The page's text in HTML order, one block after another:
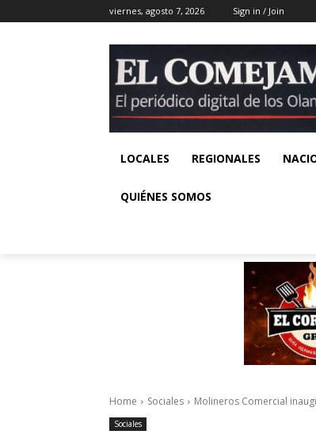
viernes, agosto 7, 2026 Sign in / Join
LOCALES REGIONALES
QUIÉNES SOMOS
Home Sociales Molineros Comercial
Sociales